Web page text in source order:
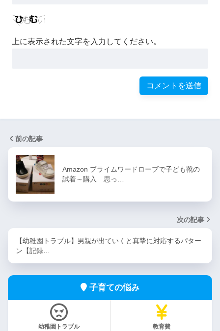
上に表示された文字を入力してください。
前の記事
Amazon プライムワードローブで子ども靴の
試着～購入 思っ…
次の記事
【幼稚園トラブル】男親が出ていくと真摯に対応するパター
ン【記録…
子育ての悩み
幼稚園トラブル 教育費